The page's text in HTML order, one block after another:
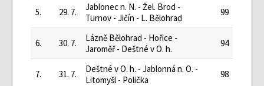
5. 29. 7.
Jablonec n. N. - Žel. Brod -
Turnov - Jičín - L. Bělohrad
99
6. 30. 7.
Lázně Bělohrad - Hořice -
Jaroměř - Deštné v O. h.
94
7. 31. 7.
Deštné v O. h. - Jablonná n. O. -
Litomyšl - Polička
98